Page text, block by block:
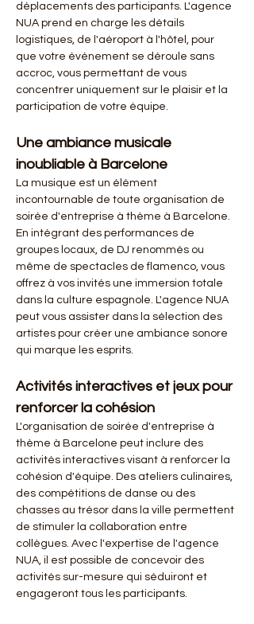
déplacements des participants. L'agence
NUA prend en charge les détails
logistiques, de l'aéroport à l'hôtel, pour
que votre événement se déroule sans
accroc, vous permettant de vous
concentrer uniquement sur le plaisir et la
participation de votre équipe.
Une ambiance musicale
inoubliable à Barcelone
La musique est un élément
incontournable de toute organisation de
soirée d'entreprise à thème à Barcelone.
En intégrant des performances de
groupes locaux, de DJ renommés ou
même de spectacles de flamenco, vous
offrez à vos invités une immersion totale
dans la culture espagnole. L'agence NUA
peut vous assister dans la sélection des
artistes pour créer une ambiance sonore
qui marque les esprits.
Activités interactives et jeux pour
renforcer la cohésion
L'organisation de soirée d'entreprise à
thème à Barcelone peut inclure des
activités interactives visant à renforcer la
cohésion d'équipe. Des ateliers culinaires,
des compétitions de danse ou des
chasses au trésor dans la ville permettent
de stimuler la collaboration entre
collègues. Avec l'expertise de l'agence
NUA, il est possible de concevoir des
activités sur-mesure qui séduiront et
engageront tous les participants.